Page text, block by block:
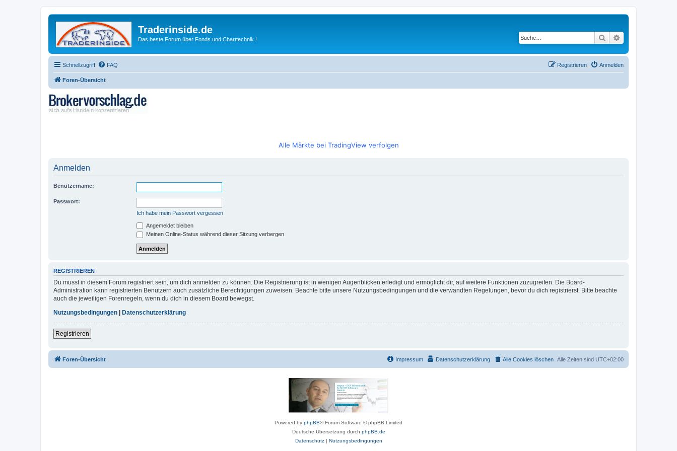
Traderinside.de
Das beste Forum über Fonds und Charttechnik ! Suche
Schnellzugriff FAQ Anmelden
Registrieren
Foren-Übersicht
Alle Märkte bei TradingView verfolgen
Anmelden
Benutzername:
Passwort:
Ich habe mein Passwort vergessen
Angemeldet bleiben
Meinen Online-Status während dieser Sitzung verbergen
REGISTRIEREN
Du musst in diesem Forum registriert sein, um dich anmelden zu können. Die Registrierung ist in wenigen Augenblicken erledigt und ermöglicht dir, auf weitere Funktionen zuzugreifen. Die Board-
Administration kann registrierten Benutzern auch zusätzliche Berechtigungen zuweisen. Beachte bitte unsere Nutzungsbedingungen und die verwandten Regelungen, bevor du dich registrierst. Bitte beachte
auch die jeweiligen Forenregeln, wenn du dich in diesem Board bewegst.
Nutzungsbedingungen
Datenschutzerklärung
Registrieren
Foren-Übersicht Alle Zeiten sind UTC+02:00
Alle Cookies löschen
Datenschutzerklärung
Impressum
Powered by phpBB® Forum Software © phpBB Limited
Deutsche Übersetzung durch phpBB.de
Datenschutz| Nutzungsbedingungen